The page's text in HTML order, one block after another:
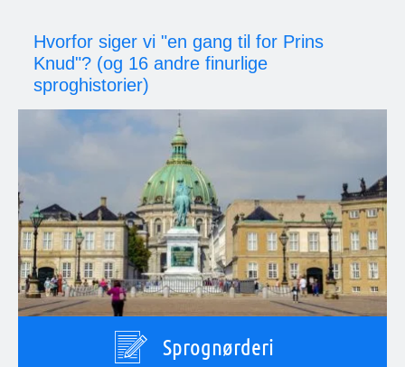
Hvorfor siger vi "en gang til for Prins
Knud"? (og 16 andre finurlige
sproghistorier)
Sprognørderi